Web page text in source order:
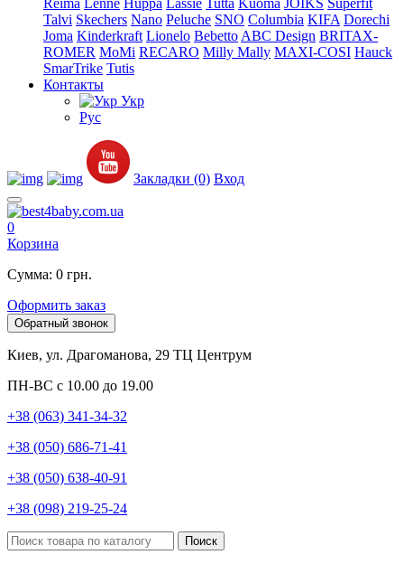
Reima Lenne Huppa Lassie Tutta Kuoma JOIKS Superfit
Talvi Skechers Nano Peluche SNO Columbia KIFA Dorechi
Joma Kinderkraft Lionelo Bebetto ABC Design BRITAX-
ROMER MoMi RECARO Milly Mally MAXI-COSI Hauck
SmarTrike Tutis
Контакты
Укр
Рус
Закладки (0) Вход
0
Корзина
Сумма: 0 грн.
Оформить заказ
Обратный звонок
Киев, ул. Драгоманова, 29 ТЦ Центрум
ПН-ВС с 10.00 до 19.00
+38 (063) 341-34-32
+38 (050) 686-71-41
+38 (050) 638-40-91
+38 (098) 219-25-24
Поиск